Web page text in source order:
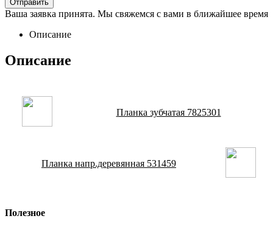
Ваша заявка принята. Мы свяжемся с вами в ближайшее время
Описание
Описание
Планка зубчатая 7825301
Планка напр.деревянная 531459
Полезное